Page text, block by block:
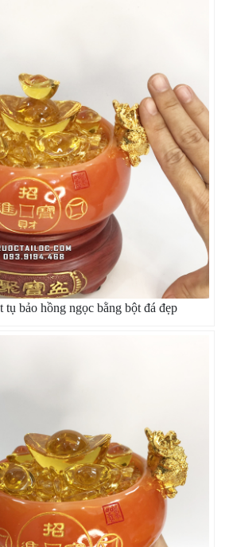
tụ bảo hồng ngọc bằng bột đá đẹp